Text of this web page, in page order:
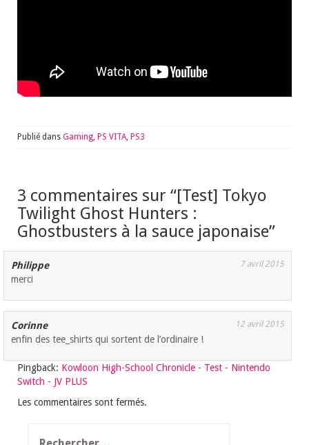
Publié dans Gaming, PS VITA, PS3
3 commentaires sur “[Test] Tokyo
Twilight Ghost Hunters :
Ghostbusters à la sauce japonaise”
Philippe 7 avril 2015
merci
Corinne 12 avril 2015
enfin des tee_shirts qui sortent de l’ordinaire !
Pingback: Kowloon High-School Chronicle - Test - Nintendo
Switch - JV PLUS
Les commentaires sont fermés.